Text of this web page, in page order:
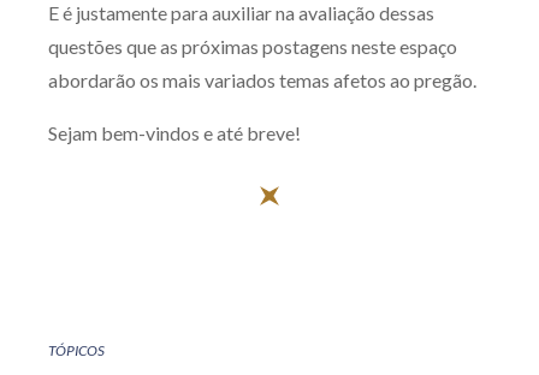
E é justamente para auxiliar na avaliação dessas
questões que as próximas postagens neste espaço
abordarão os mais variados temas afetos ao pregão.
Sejam bem-vindos e até breve!
TÓPICOS